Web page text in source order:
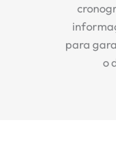
para
o